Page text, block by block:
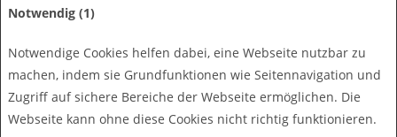
Notwendig (1)
Notwendige Cookies helfen dabei, eine Webseite nutzbar zu
machen, indem sie Grundfunktionen wie Seitennavigation und
Zugriff auf sichere Bereiche der Webseite ermöglichen. Die
Webseite kann ohne diese Cookies nicht richtig funktionieren.